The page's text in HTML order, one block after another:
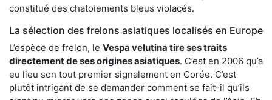
constitué des chatoiements bleus violacés.
La sélection des frelons asiatiques localisés en Europe
L’espèce de frelon, le Vespa velutina tire ses traits
directement de ses origines asiatiques. C’est en 2006 qu’a
eu lieu son tout premier signalement en Corée. C’est
plutôt intrigant de se demander comment se fait-il qu’ils